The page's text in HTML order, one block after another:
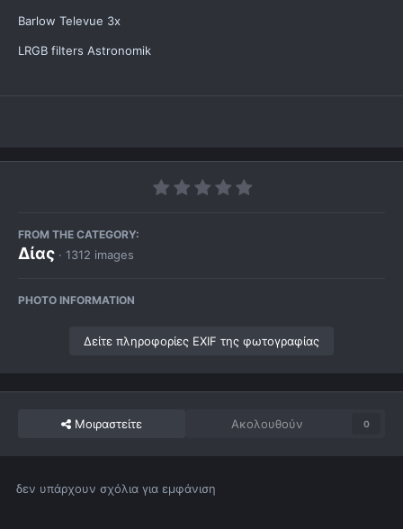
Barlow Televue 3x
LRGB filters Astronomik
FROM THE CATEGORY:
Δίας · 1312 images
PHOTO INFORMATION
Δείτε πληροφορίες EXIF της φωτογραφίας
Μοιραστείτε Ακολουθούν 0
δεν υπάρχουν σχόλια για εμφάνιση